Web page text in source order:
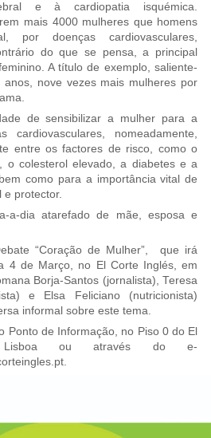
e à cardiopatia isquémica.
mais 4000 mulheres que homens
por doenças cardiovasculares,
do que se pensa, a principal
A título de exemplo, saliente-
nove vezes mais mulheres por
de sensibilizar a mulher para a
cardiovasculares, nomeadamente,
entre os factores de risco, como o
o colesterol elevado, a diabetes e a
como para a importância vital de
e protector.
a-dia atarefado de mãe, esposa e
“Coração de Mulher”, que irá
4 de Março, no El Corte Inglés, em
Borja-Santos (jornalista), Teresa
e Elsa Feliciano (nutricionista)
informal sobre este tema.
Ponto de Informação, no Piso 0 do El
ou através do e-
.